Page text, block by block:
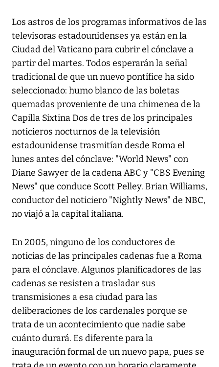
Los astros de los programas informativos de las
televisoras estadounidenses ya están en la
Ciudad del Vaticano para cubrir el cónclave a
partir del martes. Todos esperarán la señal
tradicional de que un nuevo pontífice ha sido
seleccionado: humo blanco de las boletas
quemadas proveniente de una chimenea de la
Capilla Sixtina Dos de tres de los principales
noticieros nocturnos de la televisión
estadounidense trasmitían desde Roma el
lunes antes del cónclave: "World News" con
Diane Sawyer de la cadena ABC y "CBS Evening
News" que conduce Scott Pelley. Brian Williams,
conductor del noticiero "Nightly News" de NBC,
no viajó a la capital italiana.
En 2005, ninguno de los conductores de
noticias de las principales cadenas fue a Roma
para el cónclave. Algunos planificadores de las
cadenas se resisten a trasladar sus
transmisiones a esa ciudad para las
deliberaciones de los cardenales porque se
trata de un acontecimiento que nadie sabe
cuánto durará. Es diferente para la
inauguración formal de un nuevo papa, pues se